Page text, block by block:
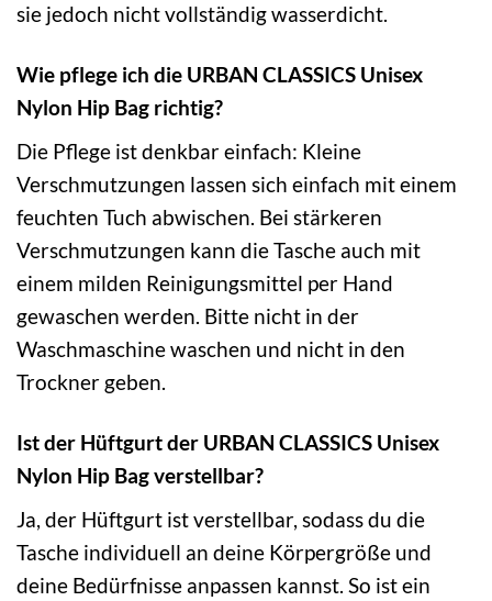
sie jedoch nicht vollständig wasserdicht.
Wie pflege ich die URBAN CLASSICS Unisex
Nylon Hip Bag richtig?
Die Pflege ist denkbar einfach: Kleine
Verschmutzungen lassen sich einfach mit einem
feuchten Tuch abwischen. Bei stärkeren
Verschmutzungen kann die Tasche auch mit
einem milden Reinigungsmittel per Hand
gewaschen werden. Bitte nicht in der
Waschmaschine waschen und nicht in den
Trockner geben.
Ist der Hüftgurt der URBAN CLASSICS Unisex
Nylon Hip Bag verstellbar?
Ja, der Hüftgurt ist verstellbar, sodass du die
Tasche individuell an deine Körpergröße und
deine Bedürfnisse anpassen kannst. So ist ein